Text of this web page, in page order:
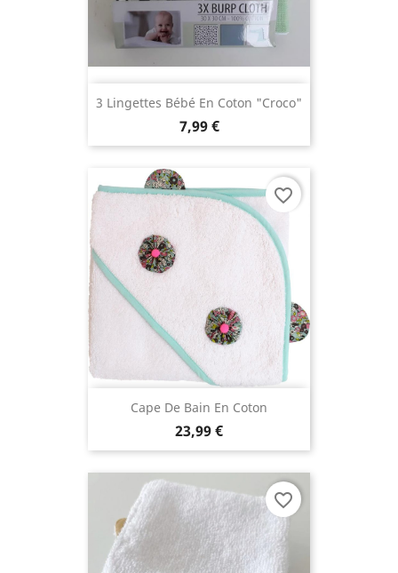
3 Lingettes Bébé En Coton "Croco"
7,99 €
Cape De Bain En Coton
23,99 €
favorite_border
favorite_border